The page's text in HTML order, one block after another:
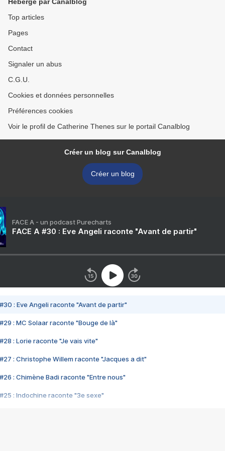
Top articles
Pages
Contact
Signaler un abus
C.G.U.
Cookies et données personnelles
Préférences cookies
Voir le profil de Catherine Thenes sur le portail Canalblog
Créer un blog sur Canalblog
Créer un blog
FACE A - un podcast Purecharts
FACE A #30 : Eve Angeli raconte "Avant de partir"
#30 : Eve Angeli raconte "Avant de partir"
#29 : MC Solaar raconte "Bouge de là"
#28 : Lorie raconte "Je vais vite"
#27 : Christophe Willem raconte "Jacques a dit"
#26 : Chimène Badi raconte "Entre nous"
#25 : Indochine raconte "3e sexe"